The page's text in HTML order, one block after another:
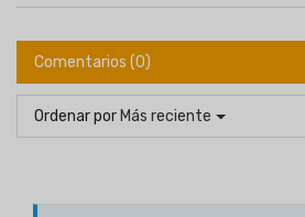
Comentarios (0)
Ordenar por Más reciente